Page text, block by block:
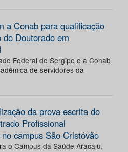
a Conab para qualificação
Doutorado em
Federal de Sergipe e a Conab
de servidores da
da prova escrita do
Profissional
campus São Cristóvão
o Campus da Saúde Aracaju,